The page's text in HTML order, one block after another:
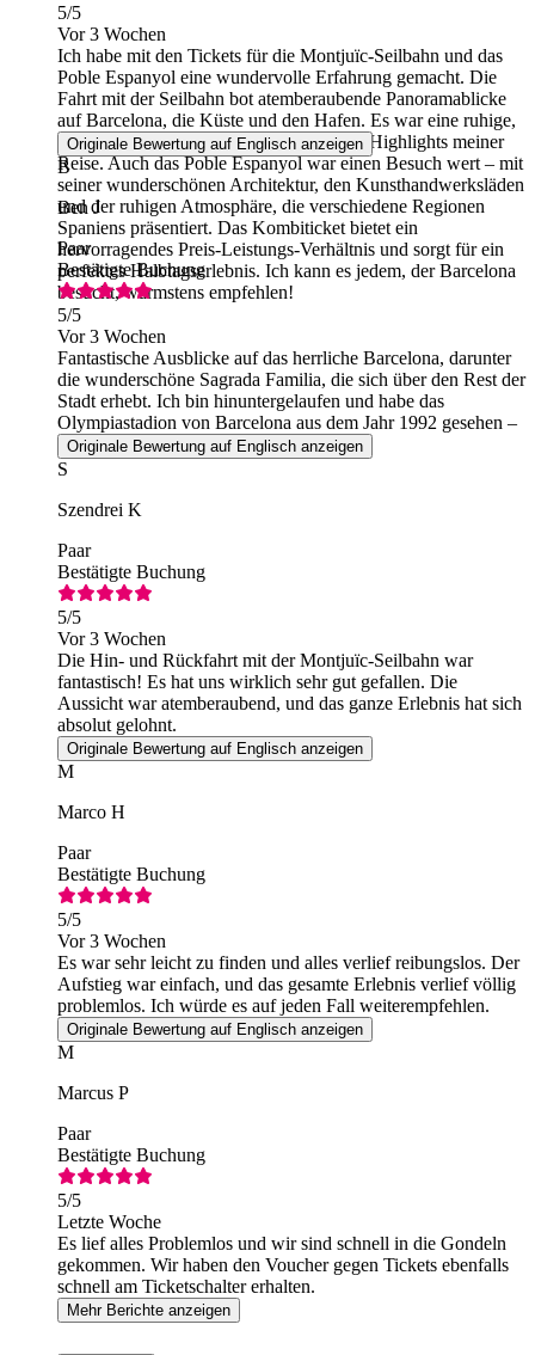
5/5
Vor 3 Wochen
Ich habe mit den Tickets für die Montjuïc-Seilbahn und das
Poble Espanyol eine wundervolle Erfahrung gemacht. Die
Fahrt mit der Seilbahn bot atemberaubende Panoramablicke
auf Barcelona, die Küste und den Hafen. Es war eine ruhige,
komfortable Fahrt und definitiv eines der Highlights meiner
Reise. Auch das Poble Espanyol war einen Besuch wert – mit
seiner wunderschönen Architektur, den Kunsthandwerksläden
und der ruhigen Atmosphäre, die verschiedene Regionen
Spaniens präsentiert. Das Kombiticket bietet ein
hervorragendes Preis-Leistungs-Verhältnis und sorgt für ein
perfektes Halbtagserlebnis. Ich kann es jedem, der Barcelona
besucht, wärmstens empfehlen!
Originale Bewertung auf Englisch anzeigen
B
Ben J
Paar
Bestätigte Buchung
5/5
Vor 3 Wochen
Fantastische Ausblicke auf das herrliche Barcelona, darunter
die wunderschöne Sagrada Familia, die sich über den Rest der
Stadt erhebt. Ich bin hinuntergelaufen und habe das
Olympiastadion von Barcelona aus dem Jahr 1992 gesehen –
das war etwas ganz Besonderes!
Originale Bewertung auf Englisch anzeigen
S
Szendrei K
Paar
Bestätigte Buchung
5/5
Vor 3 Wochen
Die Hin- und Rückfahrt mit der Montjuïc-Seilbahn war
fantastisch! Es hat uns wirklich sehr gut gefallen. Die
Aussicht war atemberaubend, und das ganze Erlebnis hat sich
absolut gelohnt.
Originale Bewertung auf Englisch anzeigen
M
Marco H
Paar
Bestätigte Buchung
5/5
Vor 3 Wochen
Es war sehr leicht zu finden und alles verlief reibungslos. Der
Aufstieg war einfach, und das gesamte Erlebnis verlief völlig
problemlos. Ich würde es auf jeden Fall weiterempfehlen.
Originale Bewertung auf Englisch anzeigen
M
Marcus P
Paar
Bestätigte Buchung
5/5
Letzte Woche
Es lief alles Problemlos und wir sind schnell in die Gondeln
gekommen. Wir haben den Voucher gegen Tickets ebenfalls
schnell am Ticketschalter erhalten.
Mehr Berichte anzeigen